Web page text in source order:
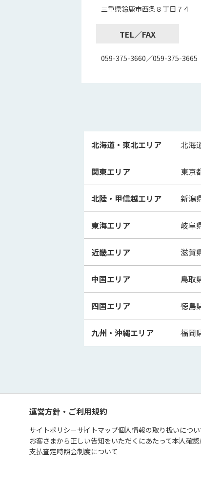
三重県鈴鹿市西条８丁目７４
TEL／FAX
059-375-3660／059-375-3665
北海道・東北エリア 北海
関東エリア 東京
北陸・甲信越エリア 新潟
東海エリア 岐阜
近畿エリア 滋賀
中国エリア 鳥取
四国エリア 徳島
九州・沖縄エリア 福岡
運営方針・ご利用規約
サイトポリシーサイトマップ個人情報の取り扱いについ
お客さまから正しい告知をいただくにあたって本人確
支払査定時照会制度について